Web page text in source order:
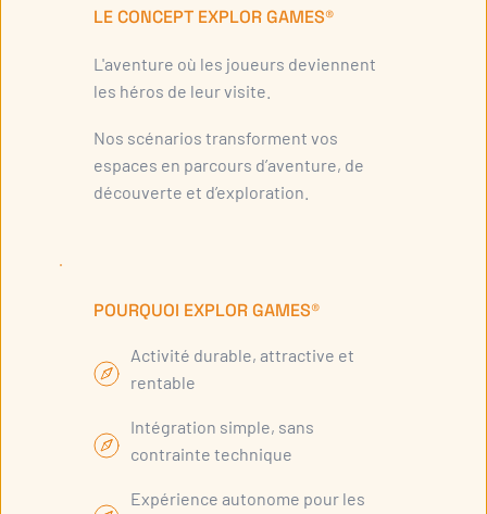
LE CONCEPT EXPLOR GAMES®
L'aventure où les joueurs deviennent
les héros de leur visite.
Nos scénarios transforment vos
espaces en parcours d’aventure, de
découverte et d’exploration.
POURQUOI EXPLOR GAMES®
Activité durable, attractive et
rentable
Intégration simple, sans
contrainte technique
Expérience autonome pour les